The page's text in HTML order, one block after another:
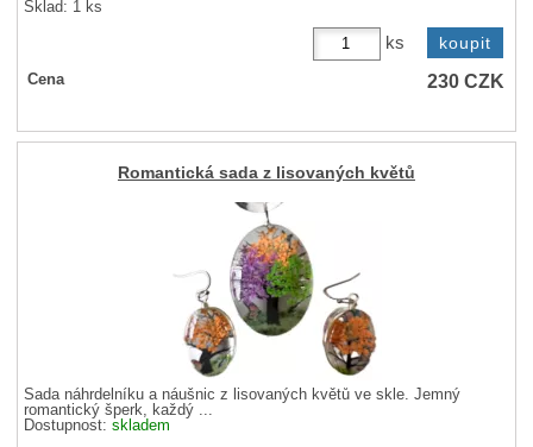
Sklad: 1 ks
ks
Cena 230CZK
Romantická sada z lisovaných květů
Sada náhrdelníku a náušnic z lisovaných květů ve skle. Jemný
romantický šperk, každý ...
Dostupnost:skladem